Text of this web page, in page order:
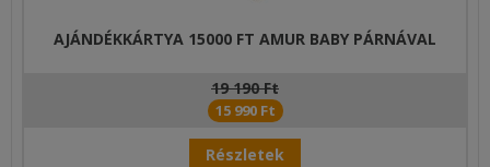
AJÁNDÉKKÁRTYA 15000 FT AMUR BABY PÁRNÁVAL
19 190 Ft
15 990 Ft
Részletek